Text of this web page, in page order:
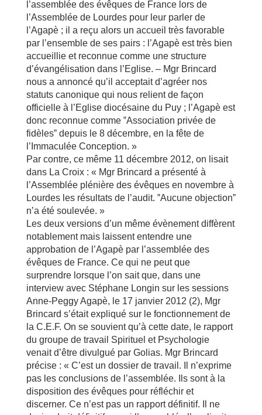
l’assemblée des évêques de France lors de
l’Assemblée de Lourdes pour leur parler de
l’Agapè ; il a reçu alors un accueil très favorable
par l’ensemble de ses pairs : l’Agapè est très bien
accueillie et reconnue comme une structure
d’évangélisation dans l’Eglise. – Mgr Brincard
nous a annoncé qu’il acceptait d’agréer nos
statuts canonique qui nous relient de façon
officielle à l’Eglise diocésaine du Puy ; l’Agapè est
donc reconnue comme ‟Association privée de
fidèlesˮ depuis le 8 décembre, en la fête de
l’Immaculée Conception. »
Par contre, ce même 11 décembre 2012, on lisait
dans La Croix : « Mgr Brincard a présenté à
l’Assemblée plénière des évêques en novembre à
Lourdes les résultats de l’audit. ‟Aucune objectionˮ
n’a été soulevée. »
Les deux versions d’un même évènement diffèrent
notablement mais laissent entendre une
approbation de l’Agapè par l’assemblée des
évêques de France. Ce qui ne peut que
surprendre lorsque l’on sait que, dans une
interview avec Stéphane Longin sur les sessions
Anne-Peggy Agapè, le 17 janvier 2012 (2), Mgr
Brincard s’était expliqué sur le fonctionnement de
la C.E.F. On se souvient qu’à cette date, le rapport
du groupe de travail Spirituel et Psychologie
venait d’être divulgué par Golias. Mgr Brincard
précise : « C’est un dossier de travail. Il n’exprime
pas les conclusions de l’assemblée. Ils sont à la
disposition des évêques pour réfléchir et
discerner. Ce n’est pas un rapport définitif. Il ne